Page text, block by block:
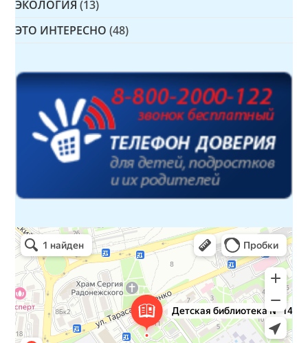
ЭКОЛОГИЯ (13)
ЭТО ИНТЕРЕСНО (48)
Детская библиотека № 14 Дружбы народов
Библиотека в Севастополе